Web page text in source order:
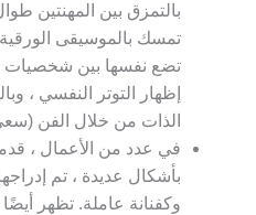
بالتمزق بين المهنتين
تمسك بالموسيقى
تضع نفسها بين
إظهار التوتر النفسي ،
الذات من خلال الفن
في عدد من الأعمال ،
بأشكال عديدة ، تم
وكفنانة عاملة. تظهر